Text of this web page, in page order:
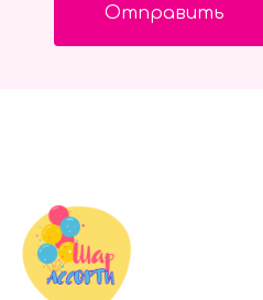
Отправить